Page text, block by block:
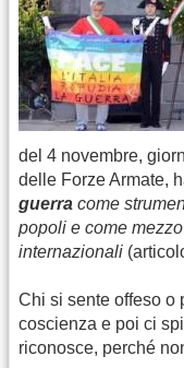
del 4 novembre,
delle Forze Armate,
guerra come
popoli e come
internazionali
Chi si sente offeso o
coscienza e poi ci
riconosce, perché